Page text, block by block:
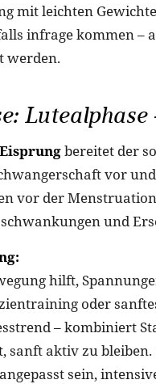
mit leichten
infrage kommen –
werden.
bereitet der
vor
vor der
und
hilft,
oder
– kombiniert
sanft aktiv zu
sein,